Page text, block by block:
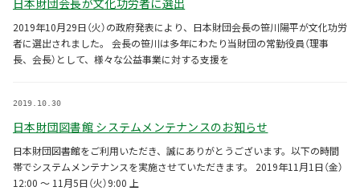
日本財団会長が文化功労者に選出
2019年10月29日（火）の政府発表により、日本財団会長の笹川陽平が文化功労
者に選出されました。 会長の笹川は多年にわたり当財団の常勤役員（理事
長、会長）として、様々な公益事業に対する支援を
日本財団図書館 システムメンテナンスのお知らせ
2019.10.30
日本財団図書館をご利用いただき、誠にありがとうございます。以下の時間
帯でシステムメンテナンスを実施させていただきます。 2019年11月1日（金）
12:00 ～ 11月5日（火）9:00 上